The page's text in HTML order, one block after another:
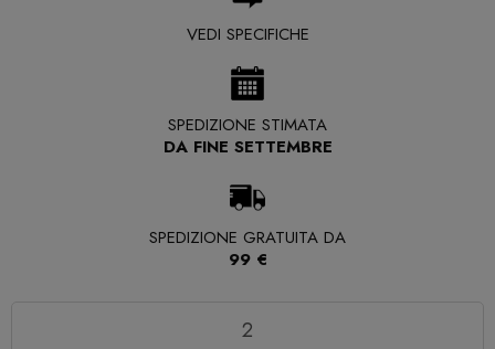
VEDI SPECIFICHE
SPEDIZIONE STIMATA
DA FINE SETTEMBRE
SPEDIZIONE GRATUITA DA
99 €